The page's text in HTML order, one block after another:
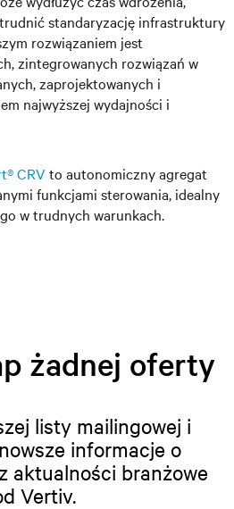
standaryzację infrastruktury
rozwiązaniem jest
zintegrowanych rozwiązań w
zaprojektowanych i
najwyższej wydajności i
®CRV to autonomiczny agregat
funkcjami sterowania, idealny
w trudnych warunkach.
żadnej oferty
listy mailingowej i
informacje o
aktualności branżowe
Vertiv.